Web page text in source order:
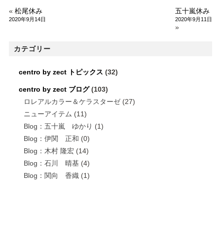
« 松尾休み
2020年9月14日
五十嵐休み
2020年9月11日
»
カテゴリー
centro by zect トピックス (32)
centro by zect ブログ(103)
ロレアルカラー＆ケラスターゼ(27)
ニューアイテム (11)
Blog：五十嵐 ゆかり (1)
Blog：伊関 正和 (0)
Blog：木村 隆宏(14)
Blog：石川 晴基(4)
Blog：関向 香織(1)